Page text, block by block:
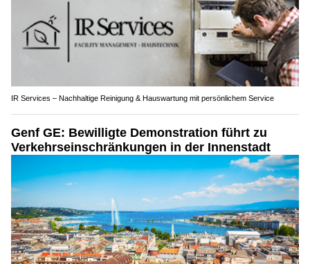
IR Services – Nachhaltige Reinigung & Hauswartung mit persönlichem Service
Genf GE: Bewilligte Demonstration führt zu
Verkehrseinschränkungen in der Innenstadt